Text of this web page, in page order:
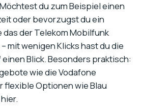
du zum Beispiel einen
oder bevorzugst du ein
der Telekom Mobilfunk
mit wenigen Klicks hast du die
Blick. Besonders praktisch:
wie die Vodafone
flexible Optionen wie Blau